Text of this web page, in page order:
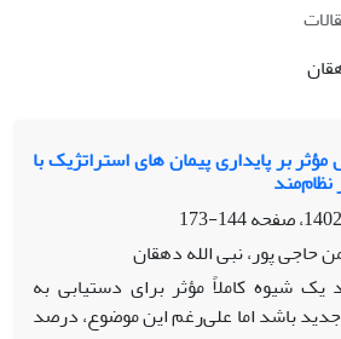
بر پایداری پیمان های استراتژیک با
نظام‌مند
144-173
حاجی پور، نبی الله دهقان
یک شیوه کاملاً مؤثر برای دستیابی به
باشد اما علی‌رغم این موضوع، درصد